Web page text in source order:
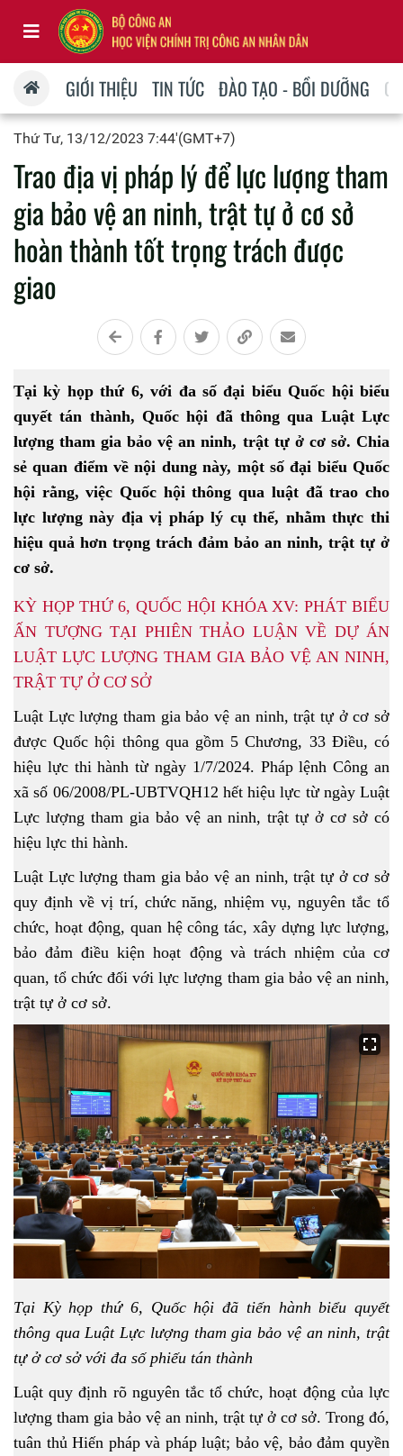
GIỚI THIỆU TIN TỨC ĐÀO TẠO - BỒI DƯỠNG
Thứ Tư, 13/12/2023 7:44'(GMT+7)
Trao địa vị pháp lý để lực lượng tham
gia bảo vệ an ninh, trật tự ở cơ sở
hoàn thành tốt trọng trách được
giao
Tại kỳ họp thứ 6, với đa số đại biểu Quốc hội biểu
quyết tán thành, Quốc hội đã thông qua Luật Lực
lượng tham gia bảo vệ an ninh, trật tự ở cơ sở. Chia
sẻ quan điểm về nội dung này, một số đại biểu Quốc
hội rằng, việc Quốc hội thông qua luật đã trao cho
lực lượng này địa vị pháp lý cụ thể, nhằm thực thi
hiệu quả hơn trọng trách đảm bảo an ninh, trật tự ở
cơ sở.
KỲ HỌP THỨ 6, QUỐC HỘI KHÓA XV: PHÁT BIỂU
ẤN TƯỢNG TẠI PHIÊN THẢO LUẬN VỀ DỰ ÁN
LUẬT LỰC LƯỢNG THAM GIA BẢO VỆ AN NINH,
TRẬT TỰ Ở CƠ SỞ
Luật Lực lượng tham gia bảo vệ an ninh, trật tự ở cơ sở
được Quốc hội thông qua gồm 5 Chương, 33 Điều, có
hiệu lực thi hành từ ngày 1/7/2024. Pháp lệnh Công an
xã số 06/2008/PL-UBTVQH12 hết hiệu lực từ ngày Luật
Lực lượng tham gia bảo vệ an ninh, trật tự ở cơ sở có
hiệu lực thi hành.
Luật Lực lượng tham gia bảo vệ an ninh, trật tự ở cơ sở
quy định về vị trí, chức năng, nhiệm vụ, nguyên tắc tổ
chức, hoạt động, quan hệ công tác, xây dựng lực lượng,
bảo đảm điều kiện hoạt động và trách nhiệm của cơ
quan, tổ chức đối với lực lượng tham gia bảo vệ an ninh,
trật tự ở cơ sở.
Tại Kỳ họp thứ 6, Quốc hội đã tiến hành biểu quyết
thông qua Luật Lực lượng tham gia bảo vệ an ninh, trật
tự ở cơ sở với đa số phiếu tán thành
Luật quy định rõ nguyên tắc tổ chức, hoạt động của lực
lượng tham gia bảo vệ an ninh, trật tự ở cơ sở. Trong đó,
tuân thủ Hiến pháp và pháp luật; bảo vệ, bảo đảm quyền